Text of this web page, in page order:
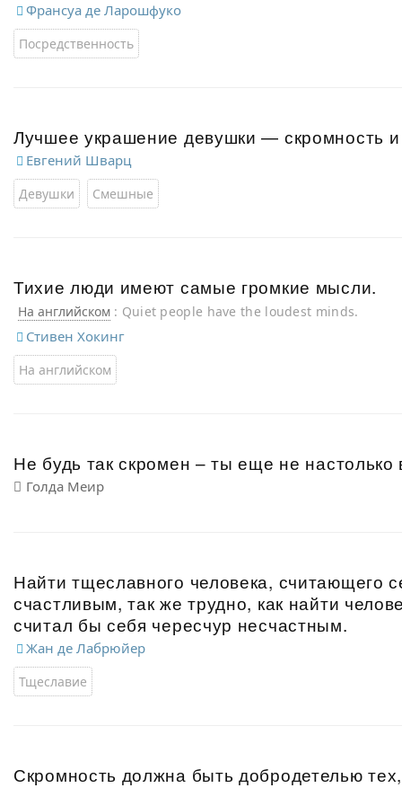
Франсуа де Ларошфуко
Посредственность
Лучшее украшение девушки — скромность
Евгений Шварц
Девушки Смешные
Тихие люди имеют самые громкие мысли.
На английском : Quiet people have the loudest minds.
Стивен Хокинг
На английском
Не будь так скромен – ты еще не настолько
Голда Меир
Найти тщеславного человека, считающего
счастливым, так же трудно, как найти
считал бы себя чересчур несчастным.
Жан де Лабрюйер
Тщеславие
Скромность должна быть добродетелью тех,